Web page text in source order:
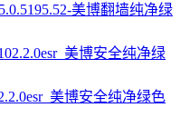
美博翻墙纯净绿
美博安全纯净绿色